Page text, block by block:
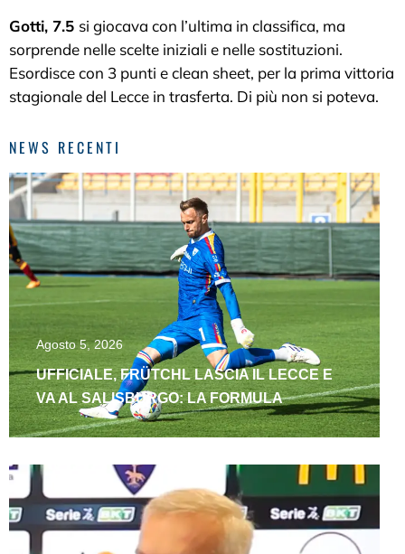
Gotti, 7.5 si giocava con l’ultima in classifica, ma
sorprende nelle scelte iniziali e nelle sostituzioni.
Esordisce con 3 punti e clean sheet, per la prima vittoria
stagionale del Lecce in trasferta. Di più non si poteva.
NEWS RECENTI
Agosto 5, 2026
UFFICIALE, FRÜTCHL LASCIA IL LECCE E
VA AL SALISBURGO: LA FORMULA